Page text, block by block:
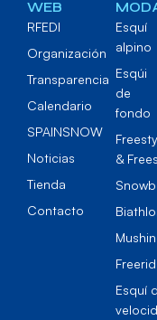
WEB
RFEDI
Organización
Transparencia
Calendario
SPAINSNOW
Noticias
Tienda
Contacto
Esquí
alpino
Esqúi
de
fondo
&
Esquí